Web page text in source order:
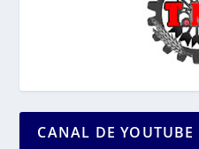
CANAL DE YOUTUBE